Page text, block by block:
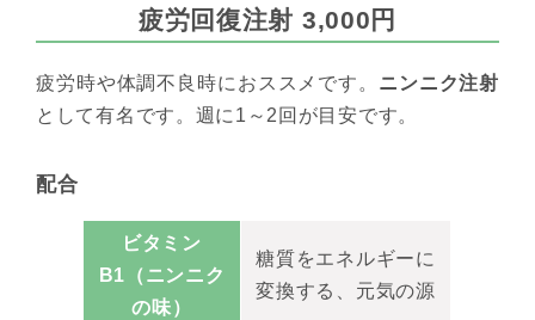
疲労回復注射 3,000円
疲労時や体調不良時におススメです。 ニンニク注射
として有名です。週に1～2回が目安です。
配合
ビタミン
B1（ニンニク
の味）
糖質をエネルギーに
変換する、元気の源